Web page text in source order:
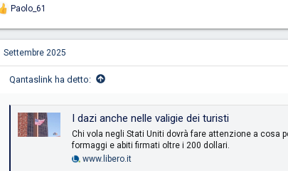
Paolo_61
Settembre 2025
Qantaslink ha detto:
I dazi anche nelle valigie dei turisti
Chi vola negli Stati Uniti dovrà fare attenzione a cosa
formaggi e abiti firmati oltre i 200 dollari.
www.libero.it